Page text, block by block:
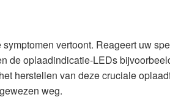
vertoont. Reageert uw
de oplaadindicatie-LEDs
herstellen van deze cruciale
weg.